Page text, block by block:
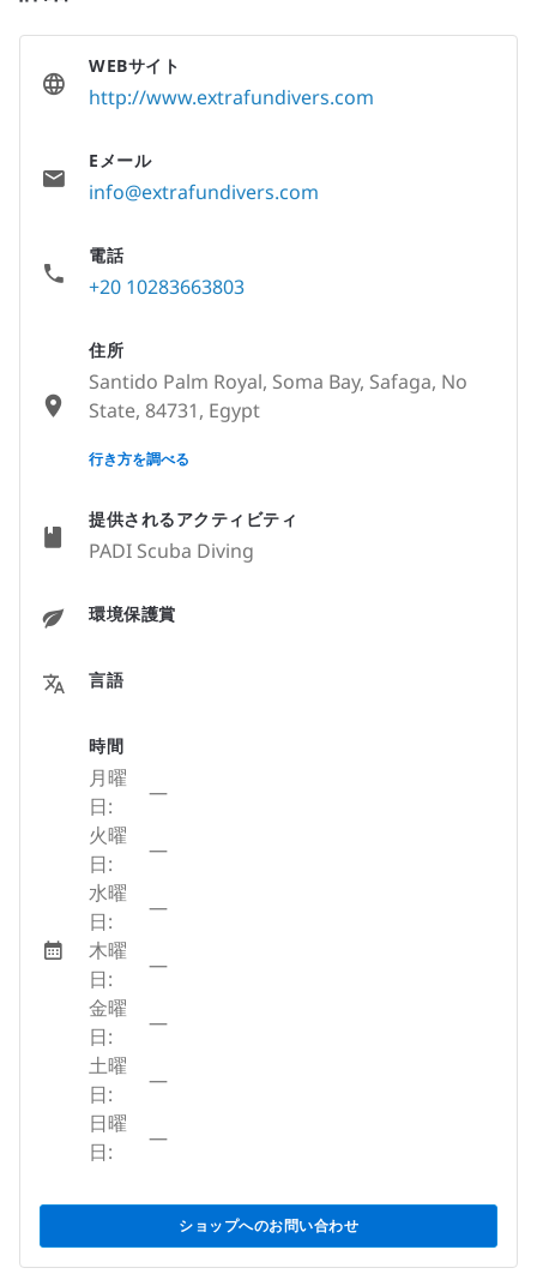
提供されるアクティビティ
PADI Scuba Diving
環境保護賞
言語
時間
月曜
日:
—
火曜
日:
—
水曜
日:
—
木曜
日:
—
金曜
日:
—
土曜
日:
—
日曜
日:
—
ショップへのお問い合わせ
WEBサイト
http://www.extrafundivers.com
Eメール
info@extrafundivers.com
電話
+20 10283663803
住所
Santido Palm Royal, Soma Bay, Safaga, No
State, 84731, Egypt
None
行き方を調べる